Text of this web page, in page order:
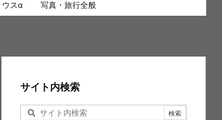
ウスα 写真・旅行全般
サイト内検索